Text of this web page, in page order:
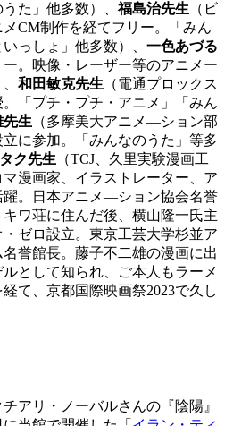
た」他多数）、福島治先生 （ビ
CM制作を経てフリー。「みん
っしょ」他多数）、 一色あづる
ー。映像・レーザー等のアニメー
和田敏克先生 （電通プロックス
「プチ・プチ・アニメ」「みん
先生 （多摩美大アニメ―ション部
に参加。「みんなのうた」等多
ク先生 （TCJ、久里実験漫画工
漫画家、イラストレーター、ア
躍。日本アニメ―ション協会名誉
キワ荘に住んだ後、横山隆一氏主
ゼロ設立。東京工芸大学杉並ア
誉館長。藤子不二雄の漫画に出
として知られ、ご本人もラーメ
て、京都国際映画祭2023で久し
アリ・ノーバルさんの『陰陽』